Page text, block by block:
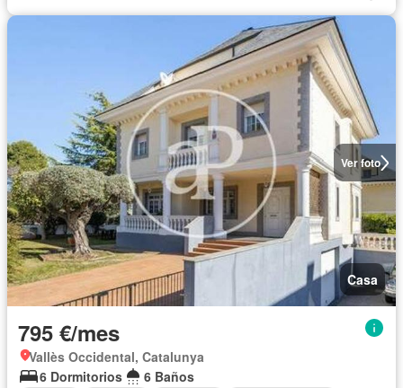
Ver foto
Casa
795 €/mes
Vallès Occidental, Catalunya
6 Dormitorios
6 Baños